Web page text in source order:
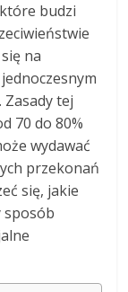
budzi
na
tej
70 do 80%
wydawać
przekonań
się, jakie
sposób